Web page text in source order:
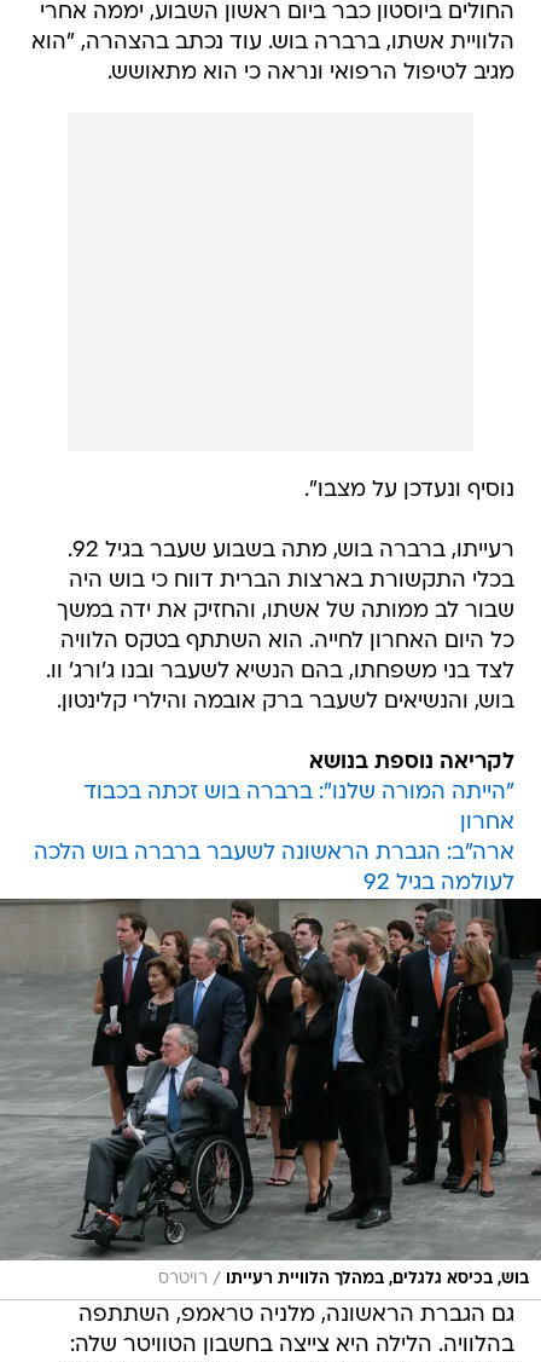
החולים ביוסטון כבר ביום ראשון השבוע, יממה אחרי
הלוויית אשתו, ברברה בוש. עוד נכתב בהצהרה, "הוא
מגיב לטיפול הרפואי ונראה כי הוא מתאושש.
נוסיף ונעדכן על מצבו".
רעייתו, ברברה בוש, מתה בשבוע שעבר בגיל 92.
בכלי התקשורת בארצות הברית דווח כי בוש היה
שבור לב ממותה של אשתו, והחזיק את ידה במשך
כל היום האחרון לחייה. הוא השתתף בטקס הלוויה
לצד בני משפחתו, בהם הנשיא לשעבר ובנו ג'ורג' וו.
בוש, והנשיאים לשעבר ברק אובמה והילרי קלינטון.
לקריאה נוספת בנושא
"הייתה המורה שלנו": ברברה בוש זכתה בכבוד
אחרון
ארה"ב: הגברת הראשונה לשעבר ברברה בוש הלכה
לעולמה בגיל 92
בוש, בכיסא גלגלים, במהלך הלוויית רעייתו / רויטרס
גם הגברת הראשונה, מלניה טראמפ, השתתפה
בהלוויה. הלילה היא צייצה בחשבון הטוויטר שלה: